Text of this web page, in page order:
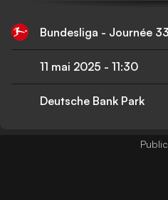
Bundesliga - Journée 33
11 mai 2025 - 11:30
Deutsche Bank Park